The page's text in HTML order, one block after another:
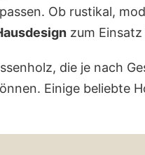
Ob rustikal,
zum
die je nach
Einige beliebte